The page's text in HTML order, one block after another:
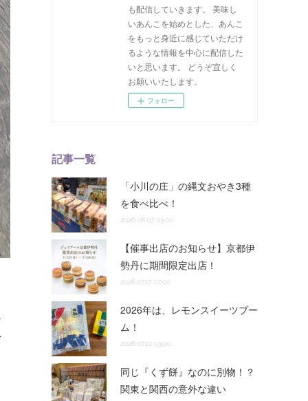
も配信していきます。 美味し
いあんこを始めとした、あんこ
をもっと身近に感じていただけ
るような情報を中心に配信した
いと思います。 どうぞ宜しく
お願いいたします。
フォロー
記事一覧
「小川の庄」の縄文おやき3種
を食べ比べ！
2026.08.07 03:00
【催事出店のお知らせ】京都伊
勢丹に期間限定出店！
2026.07.17 07:00
2026年は、レモンスイーツブー
ム！
2026.07.10 03:00
同じ『くず餅』なのに別物！？
関東と関西の意外な違い